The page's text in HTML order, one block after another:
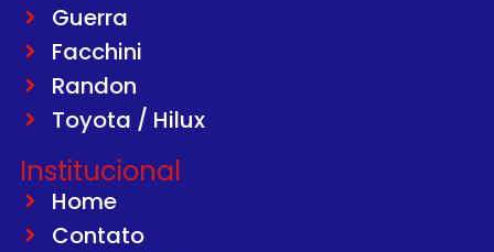
Guerra
Facchini
Randon
Toyota / Hilux
Institucional
Home
Contato